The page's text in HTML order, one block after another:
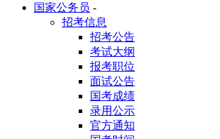
国家公务员 -
招考信息
招考公告
考试大纲
报考职位
面试公告
国考成绩
录用公示
官方通知